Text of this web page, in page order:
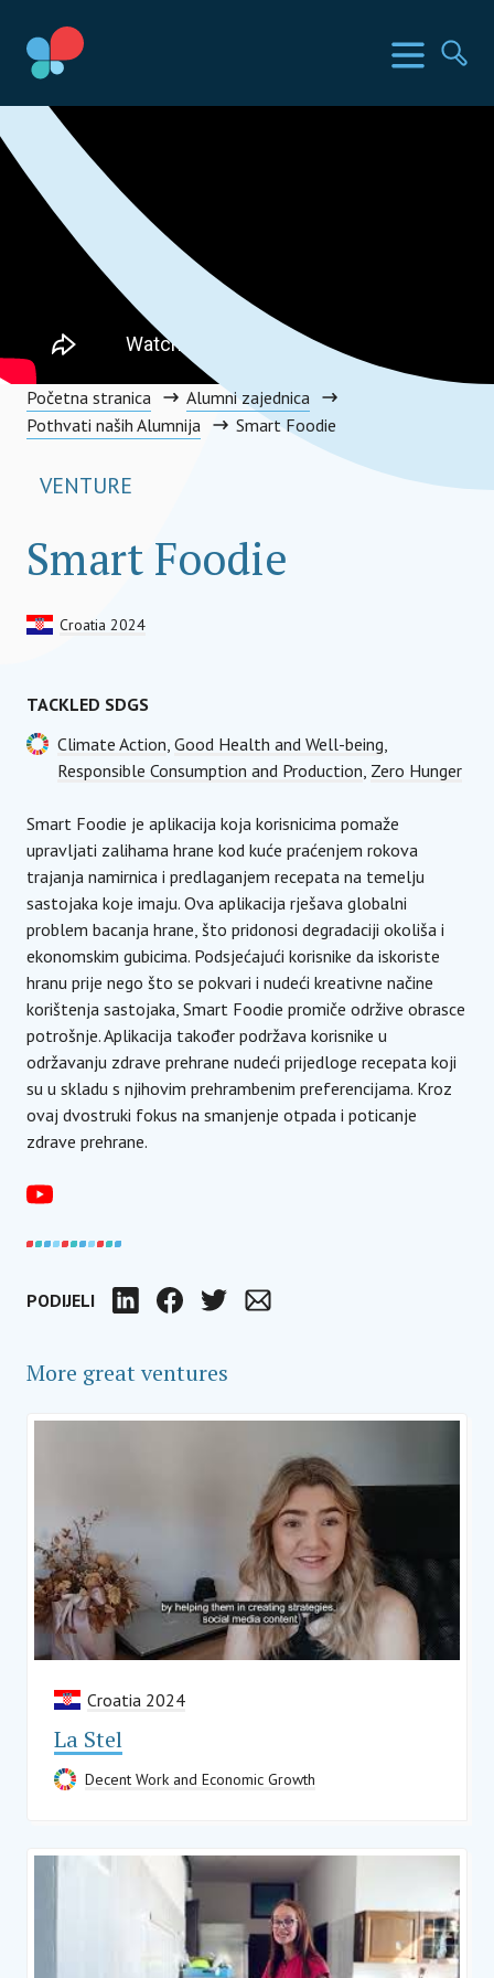
sadržaja
Izbornik
SIA Countries
Početna stranica
Alumni zajednica
Pothvati naših Alumnija
Smart Foodie
VENTURE
Smart Foodie
Croatia 2024
TACKLED SDGS
Climate Action, Good Health and Well-being,
Responsible Consumption and Production, Zero Hunger
Smart Foodie je aplikacija koja korisnicima pomaže
upravljati zalihama hrane kod kuće praćenjem rokova
trajanja namirnica i predlaganjem recepata na temelju
sastojaka koje imaju. Ova aplikacija rješava globalni
problem bacanja hrane, što pridonosi degradaciji okoliša i
ekonomskim gubicima. Podsjećajući korisnike da iskoriste
hranu prije nego što se pokvari i nudeći kreativne načine
korištenja sastojaka, Smart Foodie promiče održive obrasce
potrošnje. Aplikacija također podržava korisnike u
održavanju zdrave prehrane nudeći prijedloge recepata koji
su u skladu s njihovim prehrambenim preferencijama. Kroz
ovaj dvostruki fokus na smanjenje otpada i poticanje
zdrave prehrane.
PODIJELI LinkedIn FacebookTwitter
More great ventures
Croatia 2024
La Stel
Decent Work and Economic Growth